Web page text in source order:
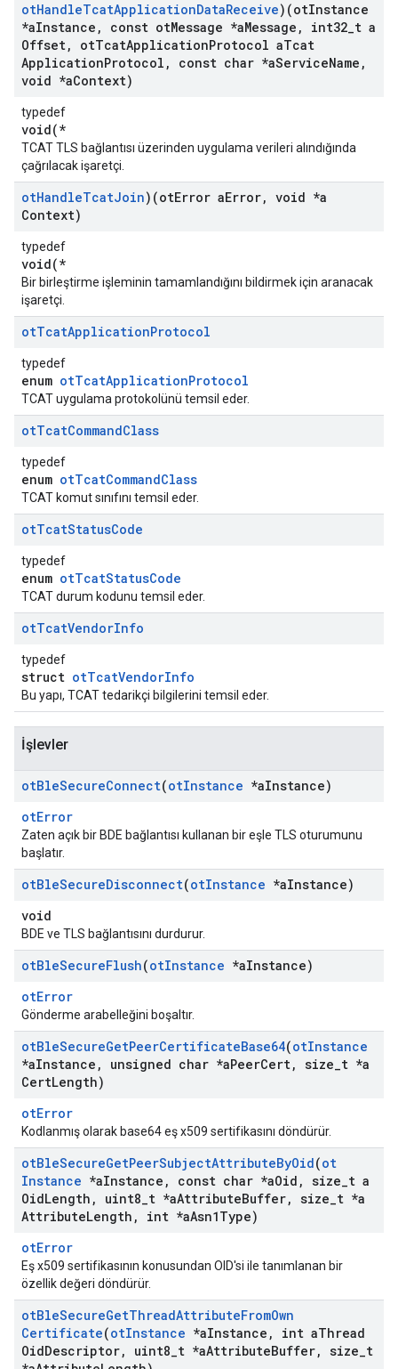
otHandleTcatApplicationDataReceive)(otInstance
*aInstance , const otMessage *aMessage , int32 t a
Offset, otTcatApplicationProtocol aTcat
ApplicationProtocol , const char *aServiceName ,
void *aContext)
typedef
void(*
TCAT TLS bağlantısı üzerinden uygulama verileri alındığında
çağrılacak işaretçi.
otHandleTcatJoin)(otError aError, void *a
Context)
typedef
void(*
Bir birleştirme işleminin tamamlandığını bildirmek için aranacak
işaretçi.
otTcatApplicationProtocol
typedef
enum otTcatApplicationProtocol
TCAT uygulama protokolünü temsil eder.
otTcatCommandClass
typedef
enum otTcatCommandClass
TCAT komut sınıfını temsil eder.
otTcatStatusCode
typedef
enum otTcatStatusCode
TCAT durum kodunu temsil eder.
otTcatVendorInfo
typedef
struct otTcatVendorInfo
Bu yapı, TCAT tedarikçi bilgilerini temsil eder.
İşlevler
otBleSecureConnect(otInstance *aInstance)
otError
Zaten açık bir BDE bağlantısı kullanan bir eşle TLS oturumunu
başlatır.
otBleSecureDisconnect(otInstance *aInstance)
void
BDE ve TLS bağlantısını durdurur.
otBleSecureFlush(otInstance *aInstance)
otError
Gönderme arabelleğini boşaltır.
otBleSecureGetPeerCertificateBase64(otInstance
*aInstance , unsigned char *aPeerCert, size t *a
CertLength)
otError
Kodlanmış olarak base64 eş x509 sertifikasını döndürür.
otBleSecureGetPeerSubjectAttributeByOid(ot
Instance *aInstance , const char *aOid , size t a
OidLength , uint8 t *aAttributeBuffer, size t *a
AttributeLength , int *aAsn1Type)
otError
Eş x509 sertifikasının konusundan OID'si ile tanımlanan bir
özellik değeri döndürür.
otBleSecureGetThreadAttributeFromOwn
Certificate(otInstance *aInstance , int aThread
OidDescriptor, uint8 t *aAttributeBuffer, size t